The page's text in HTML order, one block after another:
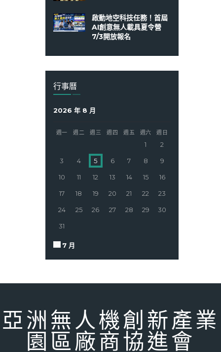
啟動地空科技任務！首屆
AI創意無人載具夏令營
7/3開放報名
行事曆
2026 年 8 月
週一 週二 週三 週四 週五 週六 週日
1 2
3 4 5 6 7 8 9
10 11 12 13 14 15 16
17 18 19 20 21 22 23
24 25 26 27 28 29 30
31
« 7 月
亞洲無人機創新產業
園區廠商協進會